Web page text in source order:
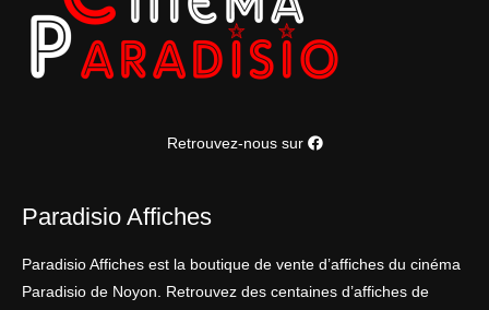
Retrouvez-nous sur
Paradisio Affiches
Paradisio Affiches est la boutique de vente d’affiches du cinéma
Paradisio de Noyon. Retrouvez des centaines d’affiches de